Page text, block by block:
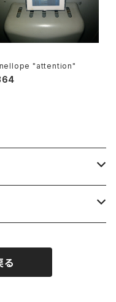
"attention"
る